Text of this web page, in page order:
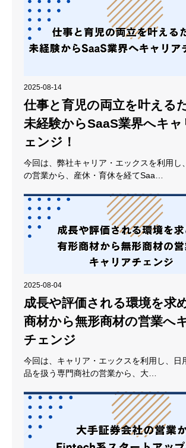
2025-08-14
仕事と育児の両立を叶える
未経験からSaaS業界へキャ
ェンジ！
今回は、弊社キャリア・エックスを利用し
の営業から、産休・育休を経てSaa…
2025-08-04
成長や評価される環境を求
商材から無形商材の営業へ
チェンジ
今回は、キャリア・エックスを利用し、日
品を扱う専門商社の営業から、大…